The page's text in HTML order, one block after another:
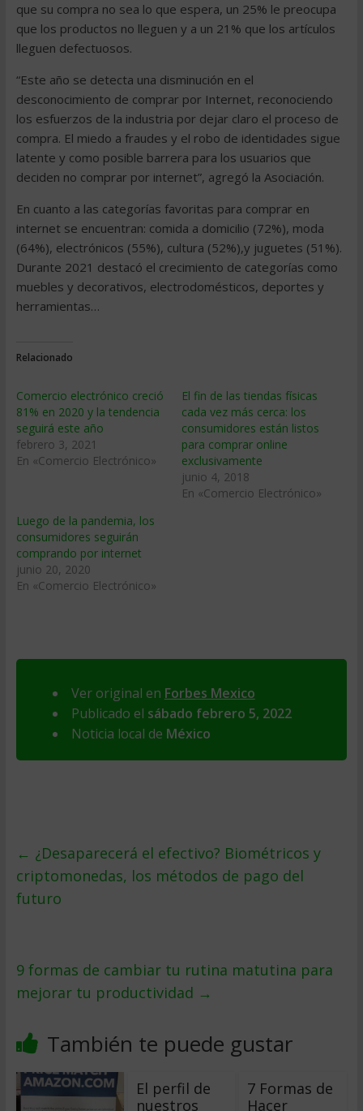
que su compra no sea lo que espera, un 25% le preocupa
que los productos no lleguen y a un 21% que los artículos
lleguen defectuosos.
“Este año se detecta una disminución en el
desconocimiento de comprar por Internet, reconociendo
los esfuerzos de la industria por dejar claro el proceso de
compra. El miedo a fraudes y el robo de identidades sigue
latente y como posible barrera para los usuarios que
deciden no comprar por internet”, agregó la Asociación.
En cuanto a las categorías favoritas para comprar en
internet se encuentran: comida a domicilio (72%), moda
(64%), electrónicos (55%), cultura (52%),y juguetes (51%).
Durante 2021 destacó el crecimiento de categorías como
muebles y decorativos, electrodomésticos, deportes y
herramientas…
Relacionado
Comercio electrónico creció
81% en 2020 y la tendencia
seguirá este año
febrero 3, 2021
En «Comercio Electrónico»
El fin de las tiendas físicas
cada vez más cerca: los
consumidores están listos
para comprar online
exclusivamente
junio 4, 2018
En «Comercio Electrónico»
Luego de la pandemia, los
consumidores seguirán
comprando por internet
junio 20, 2020
En «Comercio Electrónico»
Ver original en Forbes Mexico
Publicado el sábado febrero 5, 2022
Noticia local de México
← ¿Desaparecerá el efectivo? Biométricos y
criptomonedas, los métodos de pago del
futuro
9 formas de cambiar tu rutina matutina para
mejorar tu productividad →
También te puede gustar
El perfil de
nuestros
7 Formas de
Hacer